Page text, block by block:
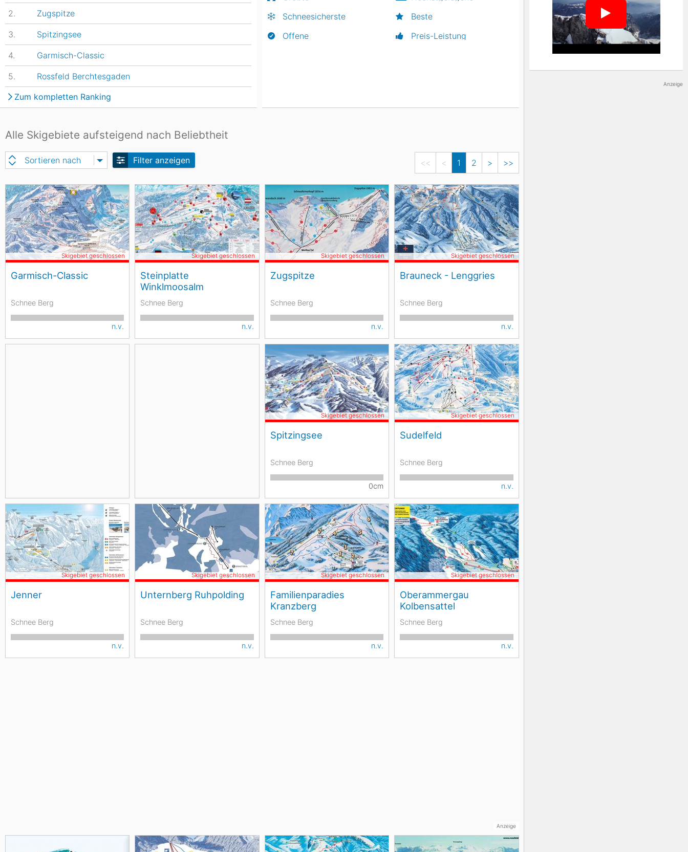
Alle Skigebiete aufsteigend nach Beliebtheit
<< < 1 2 > >>
Sortieren nach Filter anzeigen
Garmisch-Classic
Skigebiet geschlossen
Schnee Berg
n.v.
Steinplatte
Winklmoosalm
Skigebiet geschlossen
Schnee Berg
n.v.
Zugspitze
Skigebiet geschlossen
Schnee Berg
n.v.
Brauneck - Lenggries
Skigebiet geschlossen
Schnee Berg
n.v.
Spitzingsee
Skigebiet geschlossen
Schnee Berg
0cm
Sudelfeld
Skigebiet geschlossen
Schnee Berg
n.v.
Jenner
Skigebiet geschlossen
Schnee Berg
n.v.
Unternberg Ruhpolding
Skigebiet geschlossen
Schnee Berg
n.v.
Familienparadies
Kranzberg
Skigebiet geschlossen
Schnee Berg
n.v.
Oberammergau
Kolbensattel
Skigebiet geschlossen
Schnee Berg
n.v.
Anzeige
2. Zugspitze
3. Spitzingsee
4. Garmisch-Classic
5.
Rossfeld Berchtesgaden
Zum kompletten Ranking
Schneesicherste
Beste
Offene
Preis-Leistung
präparierte Pisten und tolle
Bergpanoramen. Skistars, wie
beispielsweise Hilde Gerg oder Kathrin
Hölzl, haben dort am Jenner, Roßfeld und
Co. die ersten Schwünge probiert.
Langläufer genießen die weitläufigen
Anzeige